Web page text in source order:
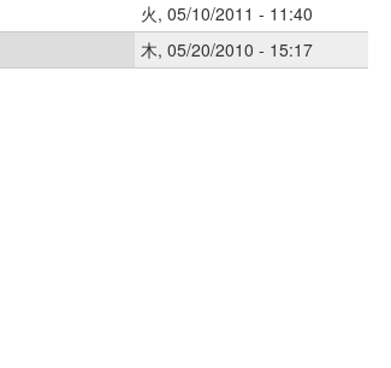
火, 05/10/2011 - 11:40
木, 05/20/2010 - 15:17